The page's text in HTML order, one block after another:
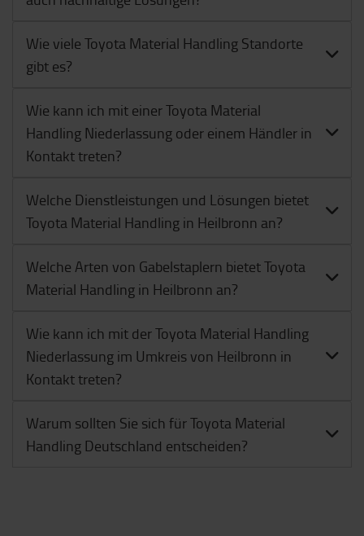
Wie viele Toyota Material Handling Standorte
gibt es?
Wie kann ich mit einer Toyota Material
Handling Niederlassung oder einem Händler in
Kontakt treten?
Welche Dienstleistungen und Lösungen bietet
Toyota Material Handling in Heilbronn an?
Welche Arten von Gabelstaplern bietet Toyota
Material Handling in Heilbronn an?
Wie kann ich mit der Toyota Material Handling
Niederlassung im Umkreis von Heilbronn in
Kontakt treten?
Warum sollten Sie sich für Toyota Material
Handling Deutschland entscheiden?